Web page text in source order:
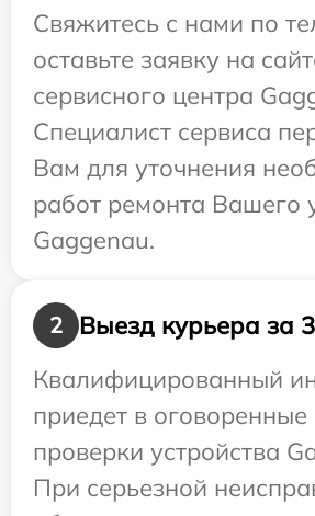
Свяжитесь с нами по
оставьте заявку на
сервисного центра
Специалист сервиса
Вам для уточнения
работ ремонта Вашего
Gaggenau.
2
Выезд курьера за
Квалифицированный
приедет в оговоренные
проверки устройства
При серьезной